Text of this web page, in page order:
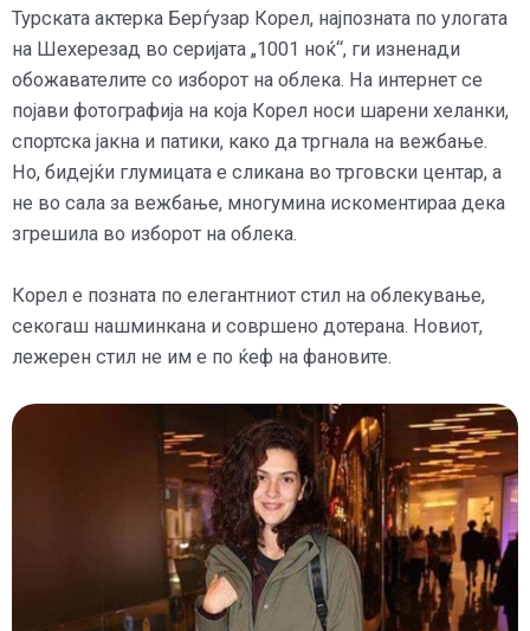
Турската актерка Берѓузар Корел, најпозната по улогата
на Шехерезад во серијата „1001 ноќ“, ги изненади
обожавателите со изборот на облека. На интернет се
појави фотографија на која Корел носи шарени хеланки,
спортска јакна и патики, како да тргнала на вежбање.
Но, бидејќи глумицата е сликана во трговски центар, а
не во сала за вежбање, многумина искоментираа дека
згрешила во изборот на облека.
Корел е позната по елегантниот стил на облекување,
секогаш нашминкана и совршено дотерана. Новиот,
лежерен стил не им е по ќеф на фановите.